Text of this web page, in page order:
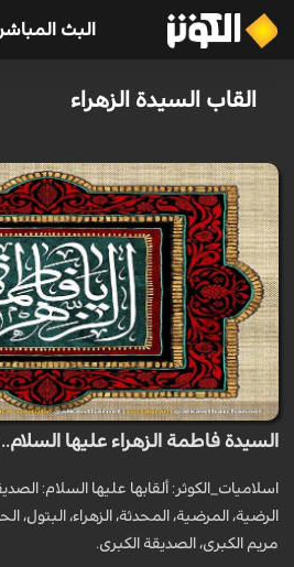
البث المباشر
القاب السيدة الزهراء
السيدة فاطمة الزهراء عليها السلام..
اسلاميات_الكوثر: ألقابها عليها السلام:
الرضية، المرضية، المحدثة، الزهراء، البتول،
مريم الكبرى، الصديقة الكبرى.